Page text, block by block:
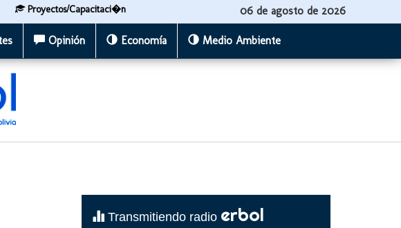
Proyectos/Capacitaci�n 06 de agosto de 2026
Opinión Economía Medio Ambiente
Transmitiendo radio erbol